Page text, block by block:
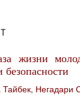
жизни
безопасности
, Негадари